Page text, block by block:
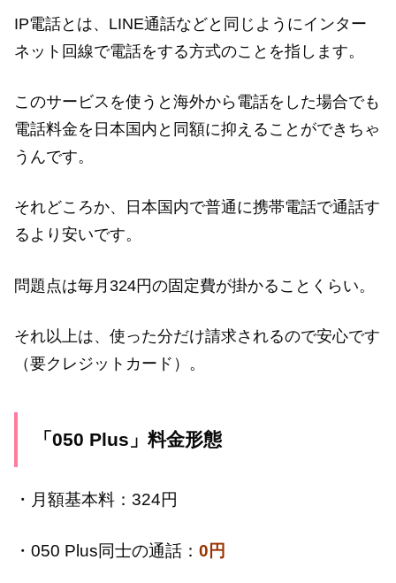
IP電話とは、LINE通話などと同じようにインター
ネット回線で電話をする方式のことを指します。
このサービスを使うと海外から電話をした場合でも
電話料金を日本国内と同額に抑えることができちゃ
うんです。
それどころか、日本国内で普通に携帯電話で通話す
るより安いです。
問題点は毎月324円の固定費が掛かることくらい。
それ以上は、使った分だけ請求されるので安心です
（要クレジットカード）。
「050 Plus」料金形態
・月額基本料：324円
・050 Plus同士の通話：0円